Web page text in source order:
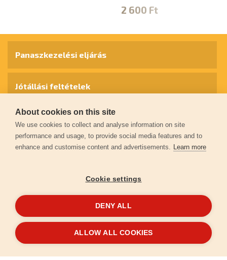
2 600 Ft
© 2026extol.hu- Minden jog fenntartva
Panaszkezelési eljárás
Jótállási feltételek
Személyes adatok védelme
Kapcsolat
Garancia regisztráció
LétrehoztaFEO
About cookies on this site
We use cookies to collect and analyse information on site
performance and usage, to provide social media features and to
enhance and customise content and advertisements. Learn more
Cookie settings
DENY ALL
ALLOW ALL COOKIES